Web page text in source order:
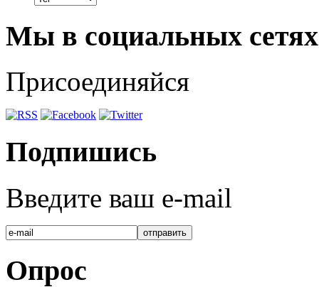
Мы в социальных сетях
Присоединяйся
Подпишись
Введите ваш e-mail
Опрос